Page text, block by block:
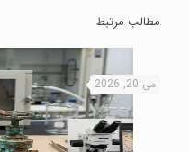
مطالب مرتبط
می 20, 2026